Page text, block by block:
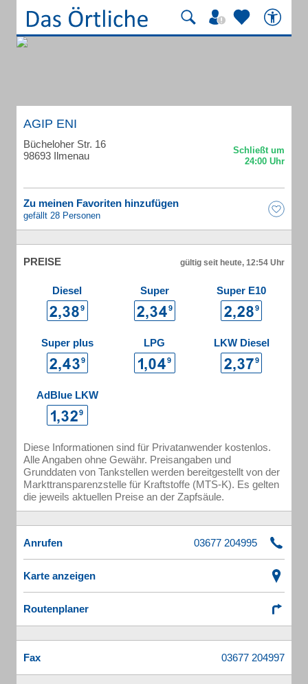
AGIP ENI
Bücheloher Str. 16
98693 Ilmenau
Zu meinen Favoriten hinzufügen
gefällt 28 Personen
PREISE gültig seit heute, 12:54 Uhr
Diesel Super Super E10
Super plus LPG LKW Diesel
AdBlue LKW
Diese Informationen sind für Privatanwender kostenlos.
Alle Angaben ohne Gewähr. Preisangaben und
Grunddaten von Tankstellen werden bereitgestellt von der
Markttransparenzstelle für Kraftstoffe (MTS-K). Es gelten
die jeweils aktuellen Preise an der Zapfsäule.
Anrufen
Karte anzeigen
Routenplaner
Fax